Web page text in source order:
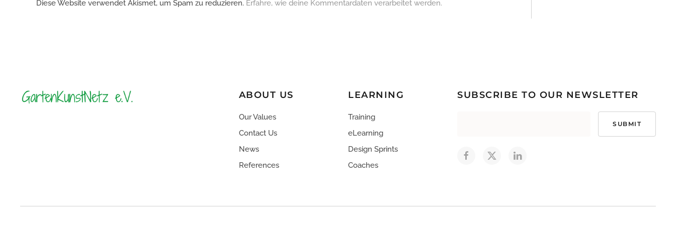
Diese Website verwendet Akismet, um Spam zu reduzieren. Erfahre, wie deine Kommentardaten verarbeitet werden.
ABOUT US
Our Values
Contact Us
News
References
LEARNING
Training
eLearning
Design Sprints
Coaches
SUBSCRIBE TO OUR NEWSLETTER
SUBMIT